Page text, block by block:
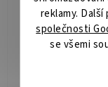
reklamy.
společnosti
se všemi
RS
25.7.2026